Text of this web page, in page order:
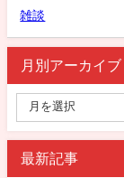
雑談
月別アーカイブ
最新記事